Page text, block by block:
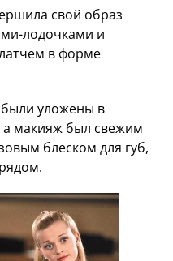
свой образ
лодочками и
в форме
уложены в
макияж был свежим
блеском для губ,